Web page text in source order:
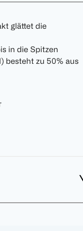
glättet die
in die Spitzen
besteht zu 50% aus